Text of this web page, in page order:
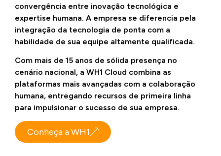
convergência entre inovação tecnológica e
expertise humana. A empresa se diferencia pela
integração da tecnologia de ponta com a
habilidade de sua equipe altamente qualificada.
Com mais de 15 anos de sólida presença no
cenário nacional, a WH1 Cloud combina as
plataformas mais avançadas com a colaboração
humana, entregando recursos de primeira linha
para impulsionar o sucesso de sua empresa.
Conheça a WH1